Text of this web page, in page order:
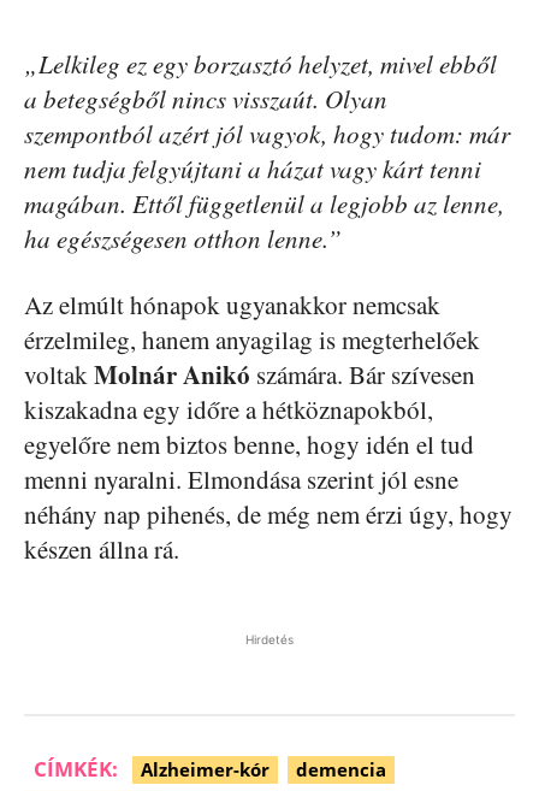
„Lelkileg ez egy borzasztó helyzet, mivel ebből
a betegségből nincs visszaút. Olyan
szempontból azért jól vagyok, hogy tudom: már
nem tudja felgyújtani a házat vagy kárt tenni
magában. Ettől függetlenül a legjobb az lenne,
ha egészségesen otthon lenne.”
Az elmúlt hónapok ugyanakkor nemcsak
érzelmileg, hanem anyagilag is megterhelőek
voltakMolnár Anikó számára. Bár szívesen
kiszakadna egy időre a hétköznapokból,
egyelőre nem biztos benne, hogy idén el tud
menni nyaralni. Elmondása szerint jól esne
néhány nap pihenés, de még nem érzi úgy, hogy
készen állna rá.
Hirdetés
CÍMKÉK: Alzheimer-kór
demencia